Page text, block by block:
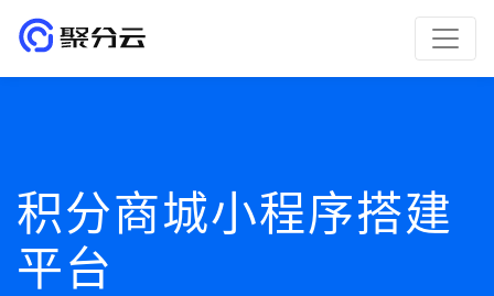
积分商城小程序搭建
平台